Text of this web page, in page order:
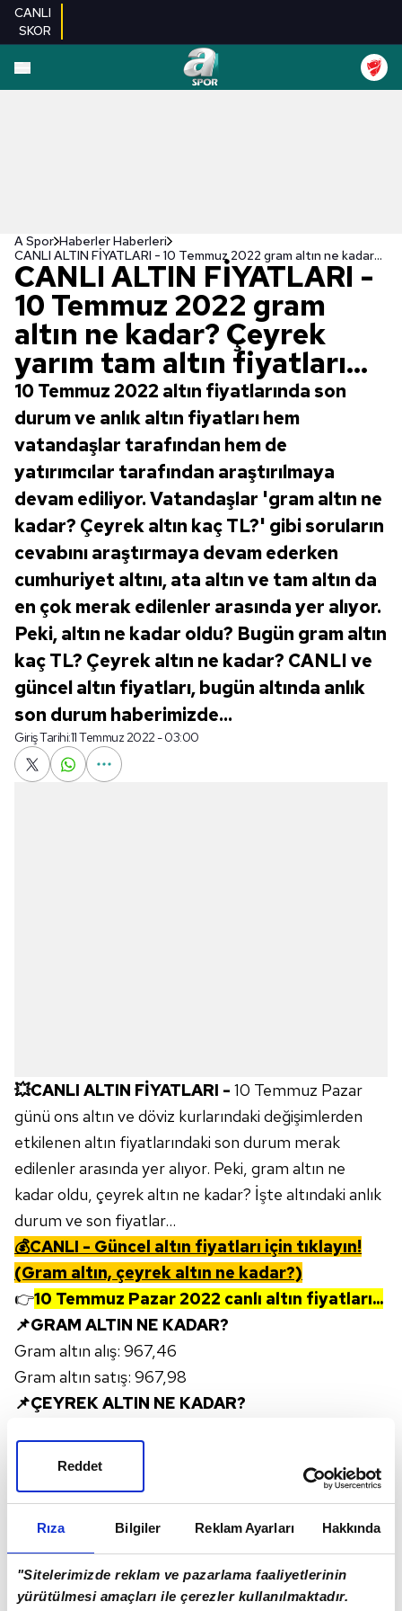
Rıza Bilgiler Reklam Ayarları Hakkında
"Sitelerimizde reklam ve pazarlama faaliyetlerinin
yürütülmesi amaçları ile çerezler kullanılmaktadır.
Reddet
CANLI
SKOR
A Spor Haberler Haberleri
CANLI ALTIN FİYATLARI - 10 Temmuz 2022 gram altın ne kadar? Çeyrek yarım tam altın fiyatları...
CANLI ALTIN FİYATLARI -
10 Temmuz 2022 gram
altın ne kadar? Çeyrek
yarım tam altın fiyatları...
10 Temmuz 2022 altın fiyatlarında son
durum ve anlık altın fiyatları hem
vatandaşlar tarafından hem de
yatırımcılar tarafından araştırılmaya
devam ediliyor. Vatandaşlar 'gram altın ne
kadar? Çeyrek altın kaç TL?' gibi soruların
cevabını araştırmaya devam ederken
cumhuriyet altını, ata altın ve tam altın da
en çok merak edilenler arasında yer alıyor.
Peki, altın ne kadar oldu? Bugün gram altın
kaç TL? Çeyrek altın ne kadar? CANLI ve
güncel altın fiyatları, bugün altında anlık
son durum haberimizde...
Giriş Tarihi:11 Temmuz 2022 - 03:00
💥CANLI ALTIN FİYATLARI - 10 Temmuz Pazar
günü ons altın ve döviz kurlarındaki değişimlerden
etkilenen altın fiyatlarındaki son durum merak
edilenler arasında yer alıyor. Peki, gram altın ne
kadar oldu, çeyrek altın ne kadar? İşte altındaki anlık
durum ve son fiyatlar...
💰CANLI - Güncel altın fiyatları için tıklayın!
(Gram altın, çeyrek altın ne kadar?)
👉10 Temmuz Pazar 2022 canlı altın fiyatları...
📌GRAM ALTIN NE KADAR?
Gram altın alış: 967,46
Gram altın satış: 967,98
📌ÇEYREK ALTIN NE KADAR?